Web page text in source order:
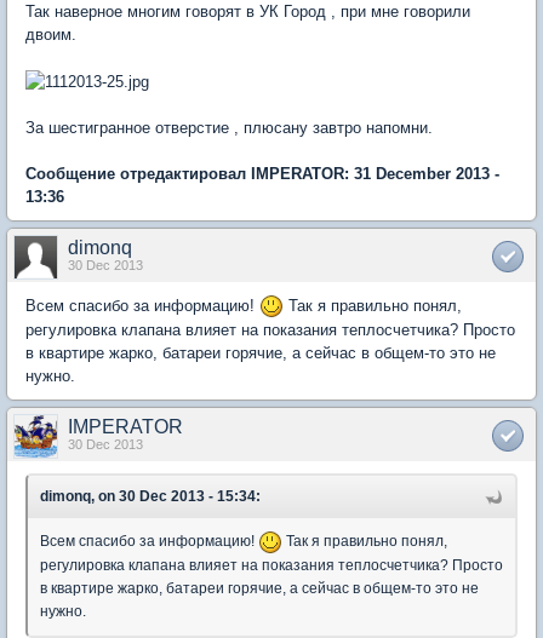
Так наверное многим говорят в УК Город , при мне говорили
двоим.
За шестигранное отверстие , плюсану завтро напомни.
Сообщение отредактировал IMPERATOR: 31 December 2013 -
13:36
dimonq
30 Dec 2013
Всем спасибо за информацию!
Так я правильно понял,
регулировка клапана влияет на показания теплосчетчика? Просто
в квартире жарко, батареи горячие, а сейчас в общем-то это не
нужно.
IMPERATOR
30 Dec 2013
dimonq, on 30 Dec 2013 - 15:34:
Всем спасибо за информацию!
Так я правильно понял,
регулировка клапана влияет на показания теплосчетчика? Просто
в квартире жарко, батареи горячие, а сейчас в общем-то это не
нужно.